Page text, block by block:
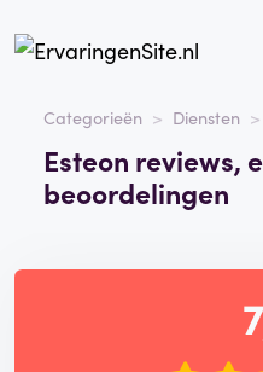
Categorieën Diensten
Esteon reviews,
beoordelingen